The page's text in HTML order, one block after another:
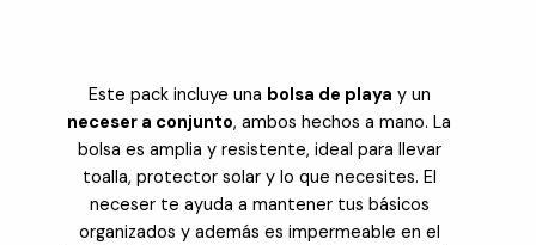
Este pack incluye una bolsa de playa y un
neceser a conjunto, ambos hechos a mano. La
bolsa es amplia y resistente, ideal para llevar
toalla, protector solar y lo que necesites. El
neceser te ayuda a mantener tus básicos
organizados y además es impermeable en el